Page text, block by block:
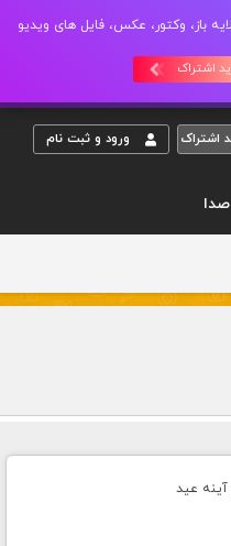
ماهیانه تا 600 طرح لایه باز، وکتور، عکس، فایل های ویدیو
اشتراک
اشتراک ورود و ثبت نام
صدا